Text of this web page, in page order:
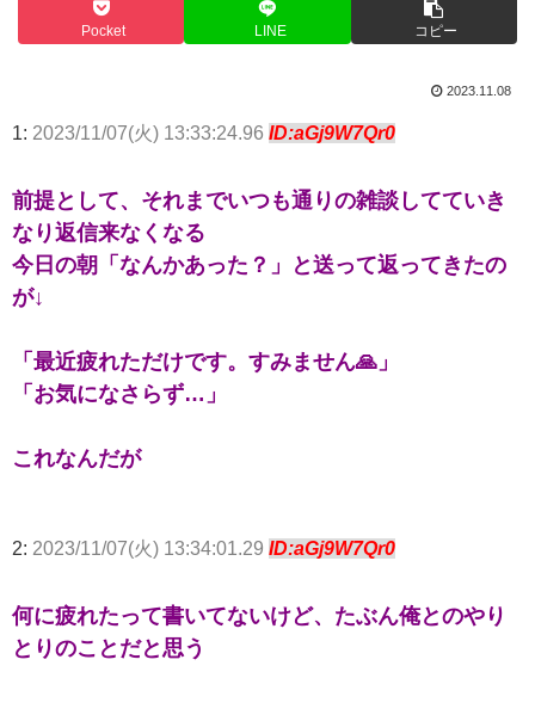
Pocket LINE コピー
2023.11.08
1: 2023/11/07(火) 13:33:24.96 ID:aGj9W7Qr0
前提として、それまでいつも通りの雑談してていき
なり返信来なくなる
今日の朝「なんかあった？」と送って返ってきたの
が↓
「最近疲れただけです。すみません🙏」
「お気になさらず…」
これなんだが
2: 2023/11/07(火) 13:34:01.29 ID:aGj9W7Qr0
何に疲れたって書いてないけど、たぶん俺とのやり
とりのことだと思う